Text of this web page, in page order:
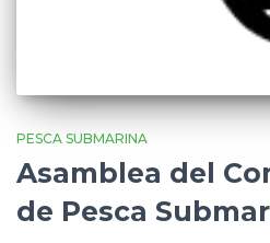
PESCA SUBMARINA
Asamblea del
de Pesca